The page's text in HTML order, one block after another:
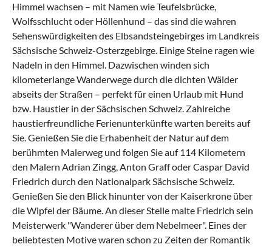
Himmel wachsen – mit Namen wie Teufelsbrücke,
Wolfsschlucht oder Höllenhund – das sind die wahren
Sehenswürdigkeiten des Elbsandsteingebirges im Landkreis
Sächsische Schweiz-Osterzgebirge. Einige Steine ragen wie
Nadeln in den Himmel. Dazwischen winden sich
kilometerlange Wanderwege durch die dichten Wälder
abseits der Straßen – perfekt für einen Urlaub mit Hund
bzw. Haustier in der Sächsischen Schweiz. Zahlreiche
haustierfreundliche Ferienunterkünfte warten bereits auf
Sie. Genießen Sie die Erhabenheit der Natur auf dem
berühmten Malerweg und folgen Sie auf 114 Kilometern
den Malern Adrian Zingg, Anton Graff oder Caspar David
Friedrich durch den Nationalpark Sächsische Schweiz.
Genießen Sie den Blick hinunter von der Kaiserkrone über
die Wipfel der Bäume. An dieser Stelle malte Friedrich sein
Meisterwerk "Wanderer über dem Nebelmeer". Eines der
beliebtesten Motive waren schon zu Zeiten der Romantik